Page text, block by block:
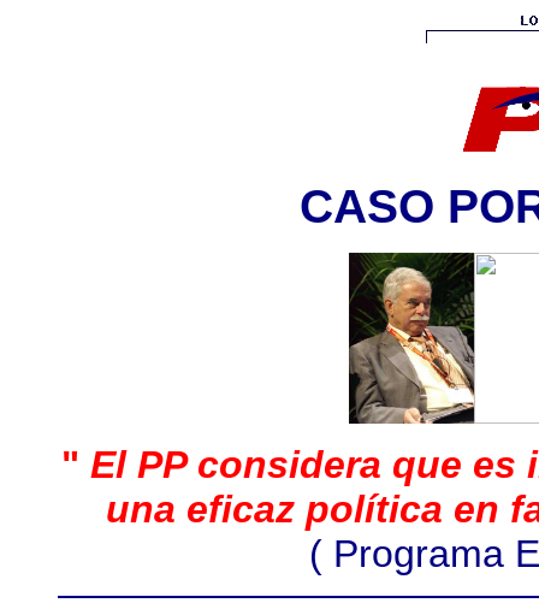
CASO
" El PP considera que
una eficaz política en
( Programa